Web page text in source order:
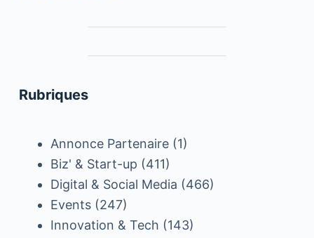
Rubriques
Annonce Partenaire(1)
Biz' & Start-up (411)
Digital & Social Media (466)
Events(247)
Innovation & Tech (143)